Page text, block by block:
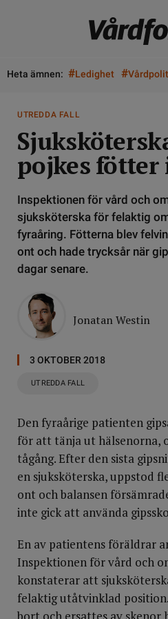
Heta ämnen: #Ledighet #
UTREDDA FALL
pojkes
Inspektionen för vård och
sjuksköterska för felaktig
fyraåring. Fötterna blev
ont och hade trycksår när
dagar senare.
Jonatan Westin
3 OKTOBER 2018
UTREDDA FALL
Den fyraårige patienten
för att tänja ut hälsenorna,
tågång. Efter den sista
en sjuksköterska, uppstod
ont och balansen
inte gick att använda
En av patientens föräldrar
Inspektionen för vård och
konstaterar att
felaktig utåtvinklad